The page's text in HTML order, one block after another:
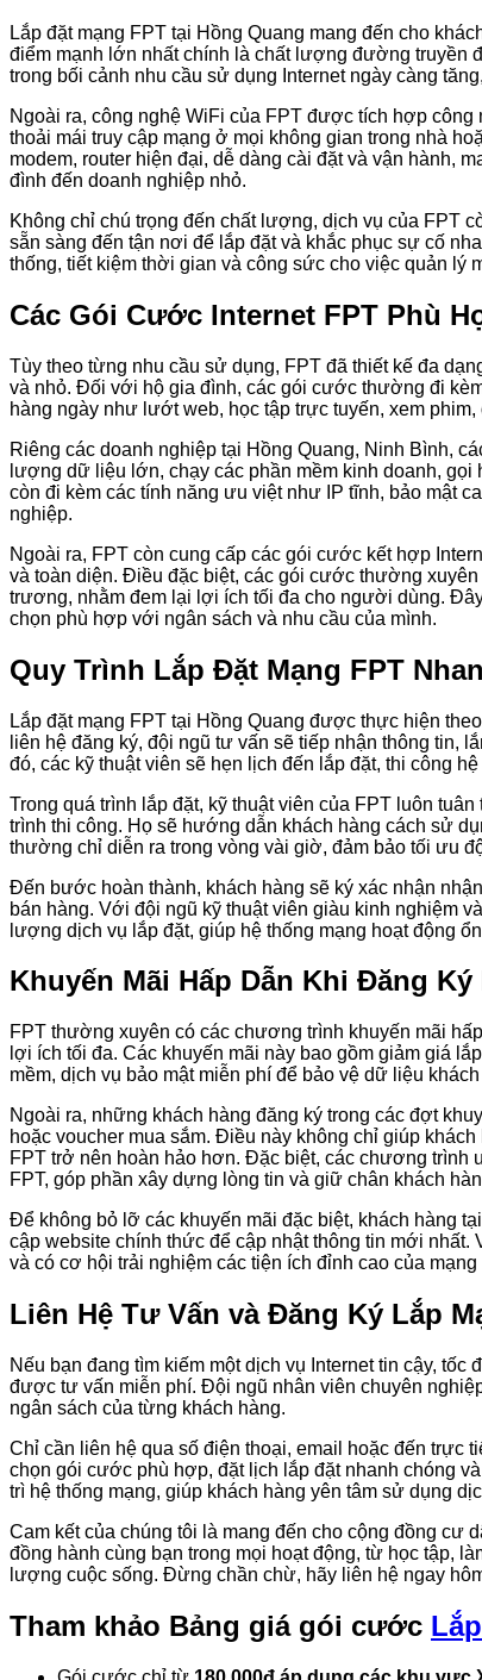
Lắp đặt mạng FPT tại Hồng Quang mang đến cho
điểm mạnh lớn nhất chính là chất lượng đường truyền
trong bối cảnh nhu cầu sử dụng Internet ngày càng
Ngoài ra, công nghệ WiFi của FPT được tích hợp
thoải mái truy cập mạng ở mọi không gian trong nhà
modem, router hiện đại, dễ dàng cài đặt và vận hành,
đình đến doanh nghiệp nhỏ.
Không chỉ chú trọng đến chất lượng, dịch vụ của FPT
sẵn sàng đến tận nơi để lắp đặt và khắc phục sự cố
thống, tiết kiệm thời gian và công sức cho việc quản lý
Các Gói Cước Internet FPT Phù
Tùy theo từng nhu cầu sử dụng, FPT đã thiết kế đa
và nhỏ. Đối với hộ gia đình, các gói cước thường đi
hàng ngày như lướt web, học tập trực tuyến, xem
Riêng các doanh nghiệp tại Hồng Quang, Ninh Bình,
lượng dữ liệu lớn, chạy các phần mềm kinh doanh,
còn đi kèm các tính năng ưu việt như IP tĩnh, bảo mật
nghiệp.
Ngoài ra, FPT còn cung cấp các gói cước kết hợp
và toàn diện. Điều đặc biệt, các gói cước thường
trương, nhằm đem lại lợi ích tối đa cho người dùng.
chọn phù hợp với ngân sách và nhu cầu của mình.
Quy Trình Lắp Đặt Mạng FPT
Lắp đặt mạng FPT tại Hồng Quang được thực hiện
liên hệ đăng ký, đội ngũ tư vấn sẽ tiếp nhận thông tin,
đó, các kỹ thuật viên sẽ hẹn lịch đến lắp đặt, thi công
Trong quá trình lắp đặt, kỹ thuật viên của FPT luôn
trình thi công. Họ sẽ hướng dẫn khách hàng cách sử
thường chỉ diễn ra trong vòng vài giờ, đảm bảo tối ưu
Đến bước hoàn thành, khách hàng sẽ ký xác nhận
bán hàng. Với đội ngũ kỹ thuật viên giàu kinh nghiệm
lượng dịch vụ lắp đặt, giúp hệ thống mạng hoạt động
Khuyến Mãi Hấp Dẫn Khi Đăng
FPT thường xuyên có các chương trình khuyến mãi
lợi ích tối đa. Các khuyến mãi này bao gồm giảm giá
mềm, dịch vụ bảo mật miễn phí để bảo vệ dữ liệu
Ngoài ra, những khách hàng đăng ký trong các đợt
hoặc voucher mua sắm. Điều này không chỉ giúp
FPT trở nên hoàn hảo hơn. Đặc biệt, các chương trình
FPT, góp phần xây dựng lòng tin và giữ chân khách
Để không bỏ lỡ các khuyến mãi đặc biệt, khách hàng
cập website chính thức để cập nhật thông tin mới
và có cơ hội trải nghiệm các tiện ích đỉnh cao của
Liên Hệ Tư Vấn và Đăng Ký Lắp
Nếu bạn đang tìm kiếm một dịch vụ Internet tin cậy,
được tư vấn miễn phí. Đội ngũ nhân viên chuyên
ngân sách của từng khách hàng.
Chỉ cần liên hệ qua số điện thoại, email hoặc đến trực
chọn gói cước phù hợp, đặt lịch lắp đặt nhanh chóng
trì hệ thống mạng, giúp khách hàng yên tâm sử dụng
Cam kết của chúng tôi là mang đến cho cộng đồng cư
đồng hành cùng bạn trong mọi hoạt động, từ học tập,
lượng cuộc sống. Đừng chần chừ, hãy liên hệ ngay
Tham khảo Bảng giá gói cước